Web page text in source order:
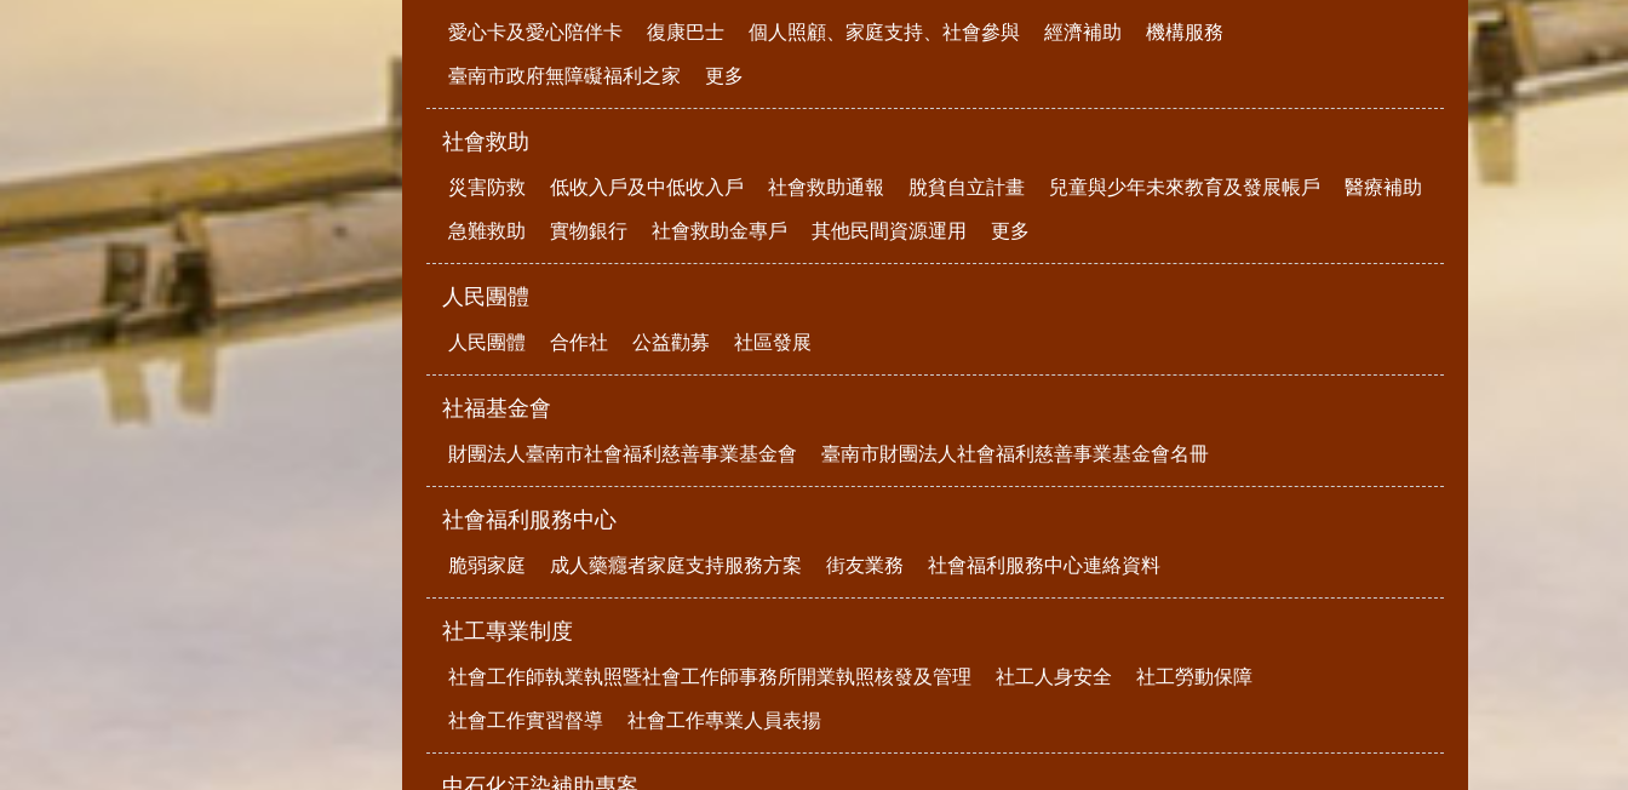
愛心卡及愛心陪伴卡 復康巴士 個人照顧、家庭支持、社會參與 經濟補助 機構服務
臺南市政府無障礙福利之家 更多
社會救助
災害防救 低收入戶及中低收入戶 社會救助通報 脫貧自立計畫 兒童與少年未來教育及發展帳戶 醫療補助
急難救助 實物銀行 社會救助金專戶 其他民間資源運用 更多
人民團體
人民團體 合作社 公益勸募 社區發展
社福基金會
財團法人臺南市社會福利慈善事業基金會 臺南市財團法人社會福利慈善事業基金會名冊
社會福利服務中心
脆弱家庭 成人藥癮者家庭支持服務方案 街友業務 社會福利服務中心連絡資料
社工專業制度
社會工作師執業執照暨社會工作師事務所開業執照核發及管理 社工人身安全 社工勞動保障
社會工作實習督導 社會工作專業人員表揚